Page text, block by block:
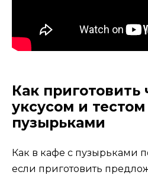
Как приготовить
уксусом и тестом
пузырьками
Как в кафе с пузырьками
если приготовить